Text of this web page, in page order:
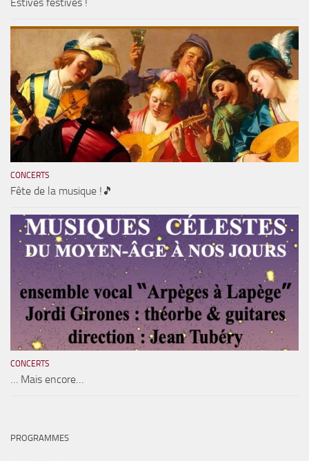
CONCERTS
Fête de la musique !🎵
CONCERTS
… Mais encore…
PROGRAMMES